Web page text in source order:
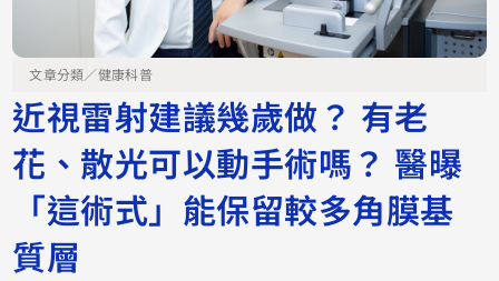
文章分類／健康科普
近視雷射建議幾歲做？ 有老
花、散光可以動手術嗎？ 醫曝
「這術式」能保留較多角膜基
質層